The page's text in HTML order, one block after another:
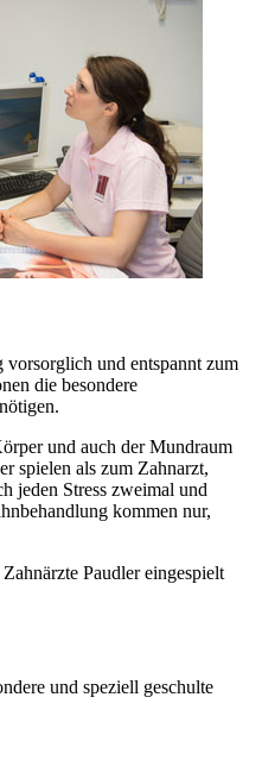
und entspannt zum
die besondere
und auch der Mundraum
spielen als zum Zahnarzt,
jeden Stress zweimal und
kommen nur,
Paudler eingespielt
und speziell geschulte